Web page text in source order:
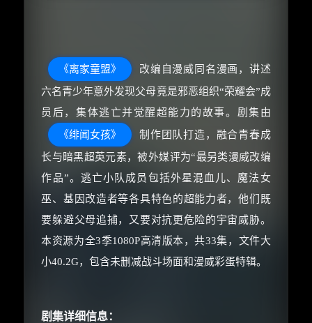
《离家童盟》
改编自漫威同名漫画，讲述
六名青少年意外发现父母竟是邪恶组织“荣耀会”成
员后，集体逃亡并觉醒超能力的故事。剧集由
《绯闻女孩》
制作团队打造，融合青春成
长与暗黑超英元素，被外媒评为“最另类漫威改编
作品”。逃亡小队成员包括外星混血儿、魔法女
巫、基因改造者等各具特色的超能力者，他们既
要躲避父母追捕，又要对抗更危险的宇宙威胁。
本资源为全3季1080P高清版本，共33集，文件大
小40.2G，包含未删减战斗场面和漫威彩蛋特辑。
剧集详细信息：